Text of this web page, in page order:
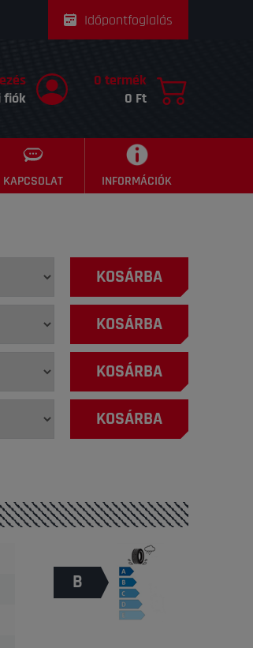
Időpontfoglalás
fiók
0 termék
0 Ft
KAPCSOLAT INFORMÁCIÓK
KOSÁRBA
KOSÁRBA
KOSÁRBA
KOSÁRBA
B